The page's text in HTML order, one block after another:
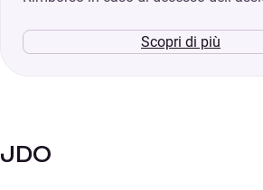
Scopri di più
JDO